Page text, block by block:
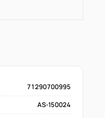
71290700995
AS-150024